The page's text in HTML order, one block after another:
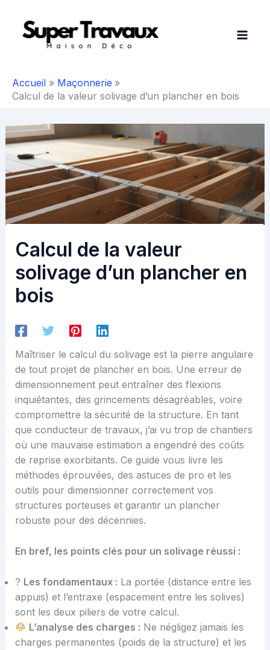
contenu
Accueil
Maçonnerie
Calcul de la valeur solivage d’un plancher en bois
Calcul de la valeur
solivage d’un plancher en
bois
Maîtriser le calcul du solivage est la pierre angulaire
de tout projet de plancher en bois. Une erreur de
dimensionnement peut entraîner des flexions
inquiétantes, des grincements désagréables, voire
compromettre la sécurité de la structure. En tant
que conducteur de travaux, j’ai vu trop de chantiers
où une mauvaise estimation a engendré des coûts
de reprise exorbitants. Ce guide vous livre les
méthodes éprouvées, des astuces de pro et les
outils pour dimensionner correctement vos
structures porteuses et garantir un plancher
robuste pour des décennies.
En bref, les points clés pour un solivage réussi :
?️ Les fondamentaux : La portée (distance entre les
appuis) et l’entraxe (espacement entre les solives)
sont les deux piliers de votre calcul.
L’analyse des charges : Ne négligez jamais les
charges permanentes (poids de la structure) et les